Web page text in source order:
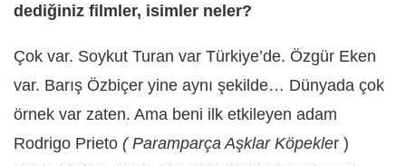
dediğiniz filmler, isimler neler?
Çok var. Soykut Turan var Türkiye’de. Özgür Eken
var. Barış Özbiçer yine aynı şekilde… Dünyada çok
örnek var zaten. Ama beni ilk etkileyen adam
Rodrigo Prieto ( Paramparça Aşklar Köpekler )